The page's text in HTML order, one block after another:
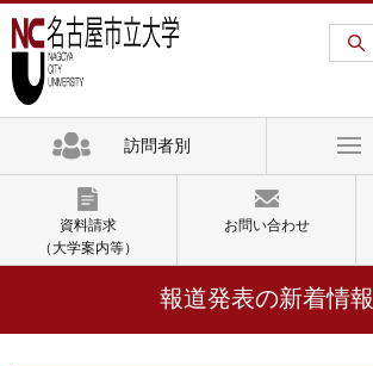
グ
ロ
バ
シ
ン
本
文
ロ
ー
ル
ョ
へ
フ
ッ
ー
訪問者別
資料請求
（大学案内等）
お問い合わせ
報道発表の新着情報